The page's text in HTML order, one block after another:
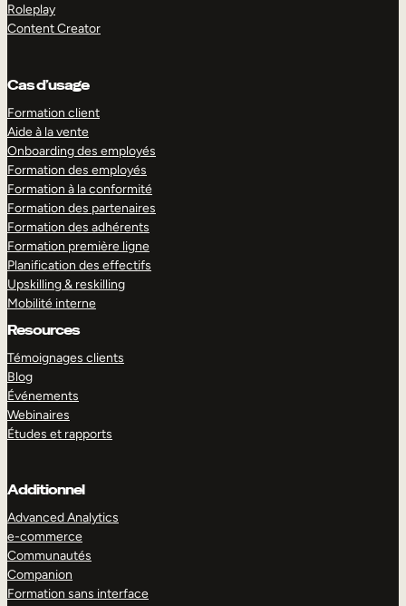
Roleplay
Content Creator
Cas d’usage
Formation client
Aide à la vente
Onboarding des employés
Formation des employés
Formation à la conformité
Formation des partenaires
Formation des adhérents
Formation première ligne
Planification des effectifs
Upskilling & reskilling
Mobilité interne
Resources
Témoignages clients
Blog
Événements
Webinaires
Études et rapports
Additionnel
Advanced Analytics
e-commerce
Communautés
Companion
Formation sans interface